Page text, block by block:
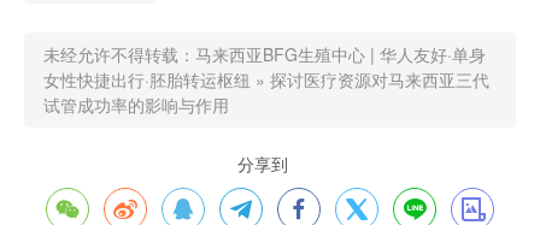
未经允许不得转载： 马来西亚BFG生殖中心 | 华人友好·单身
女性快捷出行·胚胎转运枢纽 » 探讨医疗资源对马来西亚三代
试管成功率的影响与作用
分享到
       